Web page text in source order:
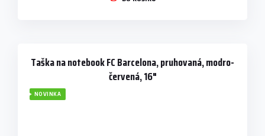
Taška na notebook FC Barcelona, pruhovaná, modro-
červená, 16"
NOVINKA